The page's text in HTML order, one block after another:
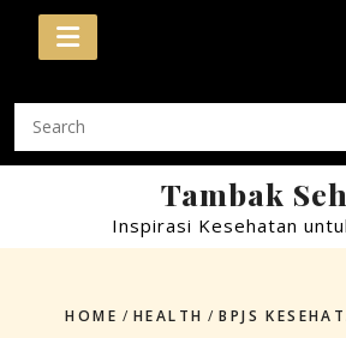
Skip
Tambak
Inspirasi Kesehatan
HOME / HEALTH /BPJS